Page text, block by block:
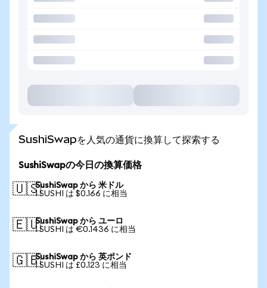
SushiSwapを人気の通貨に換算して探索する
SushiSwapの今日の換算価格
🇺🇸SushiSwap から 米ドル
1 SUSHI は $0.166 に相当
🇪🇺SushiSwap から ユーロ
1 SUSHI は €0.1436 に相当
🇬🇧SushiSwap から 英ポンド
1 SUSHI は £0.123 に相当